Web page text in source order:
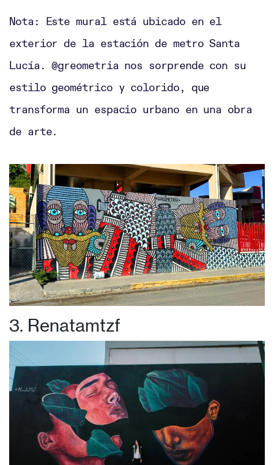
Nota: Este mural está ubicado en el
exterior de la estación de metro Santa
Lucía. @greometria nos sorprende con su
estilo geométrico y colorido, que
transforma un espacio urbano en una obra
de arte.
3. Renatamtzf